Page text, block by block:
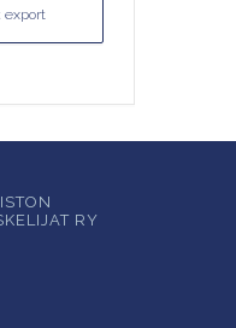
export
RY